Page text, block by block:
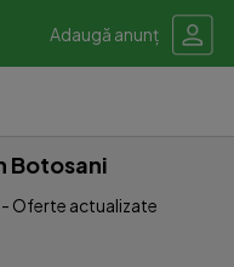
Adaugă anunț
Botosani
Oferte actualizate